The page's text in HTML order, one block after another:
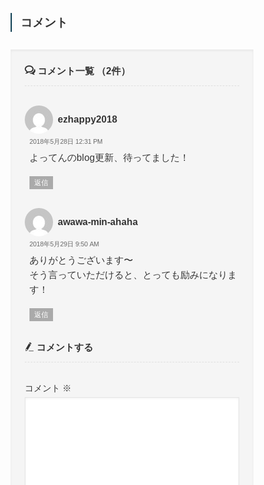
コメント
コメント一覧 （2件）
ezhappy2018
2018年5月28日 12:31 PM
よってんのblog更新、待ってました！
返信
awawa-min-ahaha
2018年5月29日 9:50 AM
ありがとうございます〜
そう言っていただけると、とっても励みになりま
す！
返信
コメントする
コメント ※